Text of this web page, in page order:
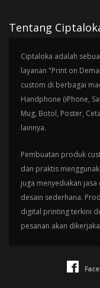
Tentang
Ciptaloka adalah
layanan "Print on
custom di berbagai
Handphone (iPhone,
Mug, Botol, Poster,
lainnya.
Pembuatan produk
dan praktis
juga menyediakan
desain sederhana.
digital printing terkini
pesanan akan